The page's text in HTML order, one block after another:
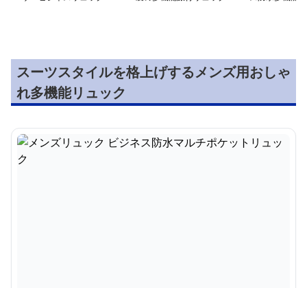
スーツスタイルを格上げするメンズ用おしゃ
れ多機能リュック